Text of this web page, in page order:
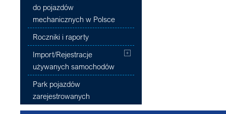
do pojazdów
mechanicznych w Polsce
Roczniki i raporty
Import/Rejestracje
używanych samochodów
Park pojazdów
zarejestrowanych